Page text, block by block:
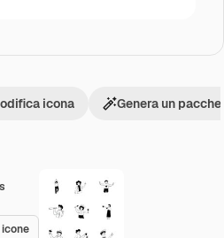
icona Genera un